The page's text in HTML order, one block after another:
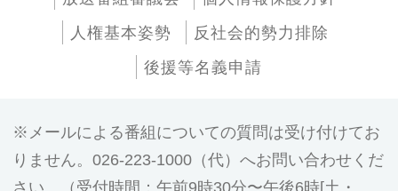
人権基本姿勢
反社会的勢力排除
後援等名義申請
メールによる番組についての質問は受け付けてお
りません。026-223-1000（代）へお問い合わせくだ
さい。（受付時間：午前9時30分〜午後6時[土・